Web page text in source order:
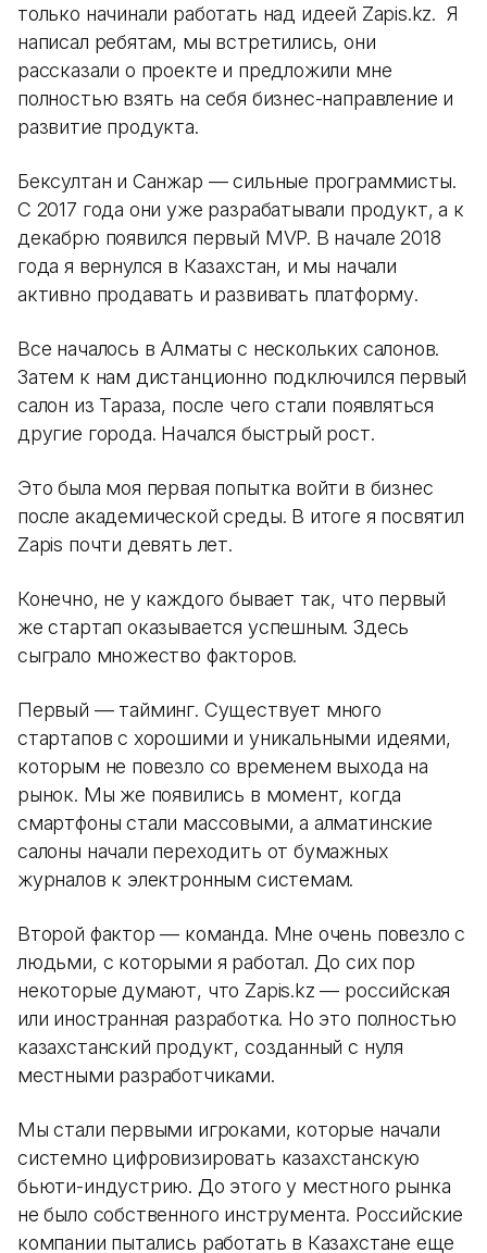
только начинали работать над идеей Zapis.kz. Я
написал ребятам, мы встретились, они
рассказали о проекте и предложили мне
полностью взять на себя бизнес-направление и
развитие продукта.
Бексултан и Санжар — сильные программисты.
С 2017 года они уже разрабатывали продукт, а к
декабрю появился первый MVP. В начале 2018
года я вернулся в Казахстан, и мы начали
активно продавать и развивать платформу.
Все началось в Алматы с нескольких салонов.
Затем к нам дистанционно подключился первый
салон из Тараза, после чего стали появляться
другие города. Начался быстрый рост.
Это была моя первая попытка войти в бизнес
после академической среды. В итоге я посвятил
Zapis почти девять лет.
Конечно, не у каждого бывает так, что первый
же стартап оказывается успешным. Здесь
сыграло множество факторов.
Первый — тайминг. Существует много
стартапов с хорошими и уникальными идеями,
которым не повезло со временем выхода на
рынок. Мы же появились в момент, когда
смартфоны стали массовыми, а алматинские
салоны начали переходить от бумажных
журналов к электронным системам.
Второй фактор — команда. Мне очень повезло с
людьми, с которыми я работал. До сих пор
некоторые думают, что Zapis.kz — российская
или иностранная разработка. Но это полностью
казахстанский продукт, созданный с нуля
местными разработчиками.
Мы стали первыми игроками, которые начали
системно цифровизировать казахстанскую
бьюти-индустрию. До этого у местного рынка
не было собственного инструмента. Российские
компании пытались работать в Казахстане еще